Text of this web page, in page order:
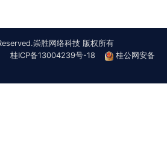
崇胜网络科技 版权所有
桂ICP备13004239号-18
桂公网安备